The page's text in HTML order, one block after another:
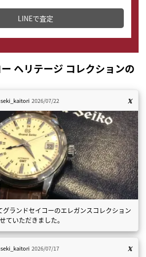
査定金額を知ることが出来ます。
LINEで査定
ヘリテージ コレクションの
2026/07/22
ランドセイコーのエレガンスコレクション
ていただきました。
2026/07/17